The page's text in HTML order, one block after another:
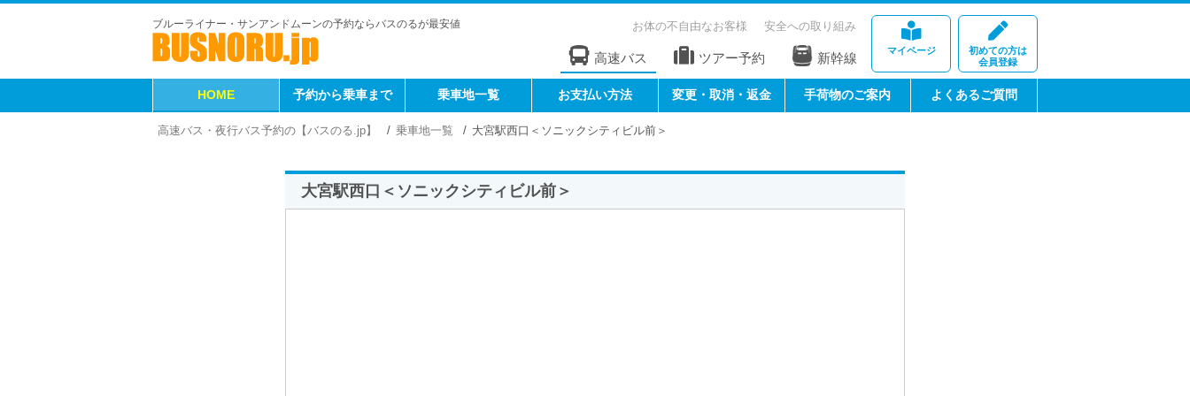
ブルーライナー・サンアンドムーンの予約ならバスのるが最安値
マイページ
初めての方は
会員登録
お体の不自由なお客様 安全への取り組み
高速バス ツアー予約 新幹線
HOME 予約から乗車まで 乗車地一覧 お支払い方法 変更・取消・返金 手荷物のご案内 よくあるご質問
高速バス・夜行バス予約の【バスのる.jp】 乗車地一覧 大宮駅西口＜ソニックシティビル前＞
大宮駅西口＜ソニックシティビル前＞